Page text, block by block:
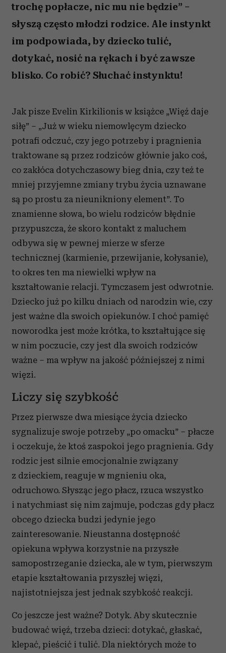
trochę popłacze, nic mu nie będzie” –
słyszą często młodzi rodzice. Ale instynkt
im podpowiada, by dziecko tulić,
dotykać, nosić na rękach i być zawsze
blisko. Co robić? Słuchać instynktu!
Jak pisze Evelin Kirkilionis w książce „Więź daje
siłę” – „Już w wieku niemowlęcym dziecko
potrafi odczuć, czy jego potrzeby i pragnienia
traktowane są przez rodziców głównie jako coś,
co zakłóca dotychczasowy bieg dnia, czy też te
mniej przyjemne zmiany trybu życia uznawane
są po prostu za nieunikniony element”. To
znamienne słowa, bo wielu rodziców błędnie
przypuszcza, że skoro kontakt z maluchem
odbywa się w pewnej mierze w sferze
technicznej (karmienie, przewijanie, kołysanie),
to okres ten ma niewielki wpływ na
kształtowanie relacji. Tymczasem jest odwrotnie.
Dziecko już po kilku dniach od narodzin wie, czy
jest ważne dla swoich opiekunów. I choć pamięć
noworodka jest może krótka, to kształtujące się
w nim poczucie, czy jest dla swoich rodziców
ważne – ma wpływ na jakość późniejszej z nimi
więzi.
Liczy się szybkość
Przez pierwsze dwa miesiące życia dziecko
sygnalizuje swoje potrzeby „po omacku” – płacze
i oczekuje, że ktoś zaspokoi jego pragnienia. Gdy
rodzic jest silnie emocjonalnie związany
z dzieckiem, reaguje w mgnieniu oka,
odruchowo. Słysząc jego płacz, rzuca wszystko
i natychmiast się nim zajmuje, podczas gdy płacz
obcego dziecka budzi jedynie jego
zainteresowanie. Nieustanna dostępność
opiekuna wpływa korzystnie na przyszłe
samopostrzeganie dziecka, ale w tym, pierwszym
etapie kształtowania przyszłej więzi,
najistotniejsza jest jednak szybkość reakcji.
Co jeszcze jest ważne? Dotyk. Aby skutecznie
budować więź, trzeba dzieci: dotykać, głaskać,
klepać, pieścić i tulić. Dla niektórych może to